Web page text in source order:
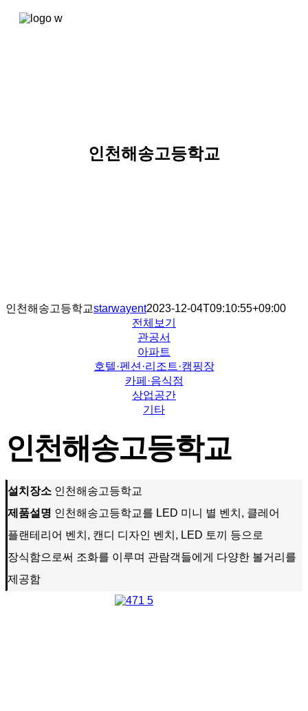
콘텐츠로
건너뛰기
인천해송고등학교
인천해송고등학교starwayent2023-12-04T09:10:55+09:00
전체보기
관공서
아파트
호텔·펜션·리조트·캠핑장
카페·음식점
상업공간
기타
인천해송고등학교
설치장소 인천해송고등학교
제품설명 인천해송고등학교를 LED 미니 별 벤치, 클레어
플랜테리어 벤치, 캔디 디자인 벤치, LED 토끼 등으로
장식함으로써 조화를 이루며 관람객들에게 다양한 볼거리를
제공함